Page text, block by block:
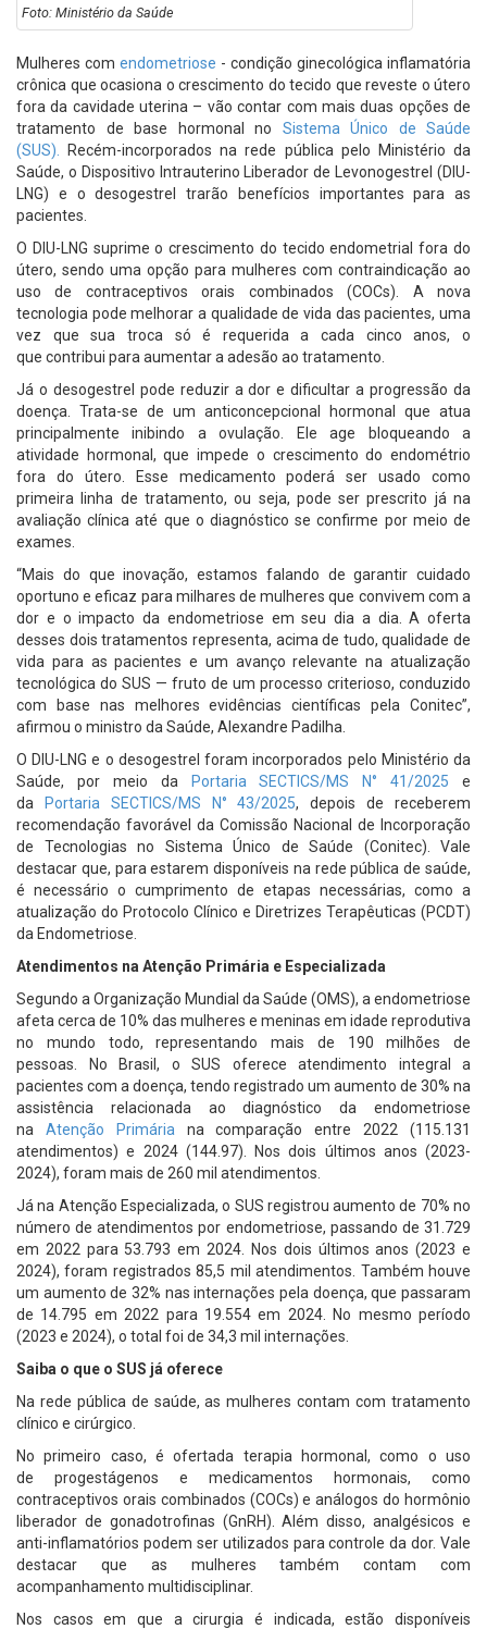
Foto: Ministério da Saúde
Mulheres com endometriose - condição ginecológica inflamatória
crônica que ocasiona o crescimento do tecido que reveste o útero
fora da cavidade uterina – vão contar com mais duas opções de
tratamento de base hormonal no Sistema Único de Saúde
(SUS).
Recém-incorporados na rede pública pelo Ministério da
Saúde, o Dispositivo Intrauterino Liberador de Levonogestrel (DIU-
LNG) e o desogestrel trarão benefícios importantes para as
pacientes.
O DIU-LNG suprime o crescimento do tecido endometrial fora do
útero, sendo uma opção para mulheres com contraindicação ao
uso de contraceptivos orais combinados (COCs). A nova
tecnologia pode melhorar a qualidade de vida das pacientes, uma
vez que sua troca só é requerida a cada cinco anos, o
que contribui para aumentar a adesão ao tratamento.
Já o desogestrel pode reduzir a dor e dificultar a progressão da
doença. Trata-se de um anticoncepcional hormonal que atua
principalmente inibindo a ovulação. Ele age bloqueando a
atividade hormonal, que impede o crescimento do endométrio
fora do útero. Esse medicamento poderá ser usado como
primeira linha de tratamento, ou seja, pode ser prescrito já na
avaliação clínica até que o diagnóstico se confirme por meio de
exames.
“Mais do que inovação, estamos falando de garantir cuidado
oportuno e eficaz para milhares de mulheres que convivem com a
dor e o impacto da endometriose em seu dia a dia. A oferta
desses dois tratamentos representa, acima de tudo, qualidade de
vida para as pacientes e um avanço relevante na atualização
tecnológica do SUS — fruto de um processo criterioso, conduzido
com base nas melhores evidências científicas pela Conitec”,
afirmou o ministro da Saúde, Alexandre Padilha.
O DIU-LNG e o desogestrel foram incorporados pelo Ministério da
Saúde, por meio da
Portaria SECTICS/MS N° 41/2025 e
da
Portaria SECTICS/MS N° 43/2025, depois de receberem
recomendação favorável da Comissão Nacional de Incorporação
de Tecnologias no Sistema Único de Saúde (Conitec). Vale
destacar que, para estarem disponíveis na rede pública de saúde,
é necessário o cumprimento de etapas necessárias, como a
atualização do Protocolo Clínico e Diretrizes Terapêuticas (PCDT)
da Endometriose.
Atendimentos na Atenção Primária e Especializada
Segundo a Organização Mundial da Saúde (OMS), a endometriose
afeta cerca de 10% das mulheres e meninas em idade reprodutiva
no mundo todo, representando mais de 190 milhões de
pessoas. No Brasil, o SUS oferece atendimento integral a
pacientes com a doença, tendo registrado um aumento de 30% na
assistência relacionada ao diagnóstico da endometriose
na Atenção Primária na comparação entre 2022 (115.131
atendimentos) e 2024 (144.97). Nos dois últimos anos (2023-
2024), foram mais de 260 mil atendimentos.
Já na Atenção Especializada, o SUS registrou aumento de 70% no
número de atendimentos por endometriose, passando de 31.729
em 2022 para 53.793 em 2024. Nos dois últimos anos (2023 e
2024), foram registrados 85,5 mil atendimentos. Também houve
um aumento de 32% nas internações pela doença, que passaram
de 14.795 em 2022 para 19.554 em 2024. No mesmo período
(2023 e 2024), o total foi de 34,3 mil internações.
Saiba o que o SUS já oferece
Na rede pública de saúde, as mulheres contam com tratamento
clínico e cirúrgico.
No primeiro caso, é ofertada terapia hormonal, como o uso
de progestágenos e medicamentos hormonais, como
contraceptivos orais combinados (COCs) e análogos do hormônio
liberador de gonadotrofinas (GnRH). Além disso, analgésicos e
anti-inflamatórios podem ser utilizados para controle da dor. Vale
destacar que as mulheres também contam com
acompanhamento multidisciplinar.
Nos casos em que a cirurgia é indicada, estão disponíveis